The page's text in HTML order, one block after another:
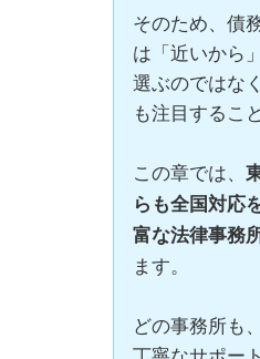
そのため、債
は「近いから
選ぶのではな
も注目するこ
この章では、
らも全国対応
富な法律事務
ます。
どの事務所も